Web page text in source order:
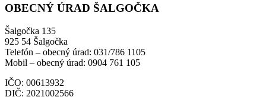
OBECNÝ ÚRAD ŠALGOČKA
Šalgočka 135
925 54 Šalgočka
Telefón – obecný úrad: 031/786 1105
Mobil – obecný úrad: 0904 761 105
IČO: 00613932
DIČ: 2021002566